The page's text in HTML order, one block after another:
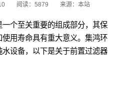
阅读：5879 来源：本站
个至关重要的组成部分，其保
用寿命具有重大意义。集鸿环
设备，以下是关于前置过滤器